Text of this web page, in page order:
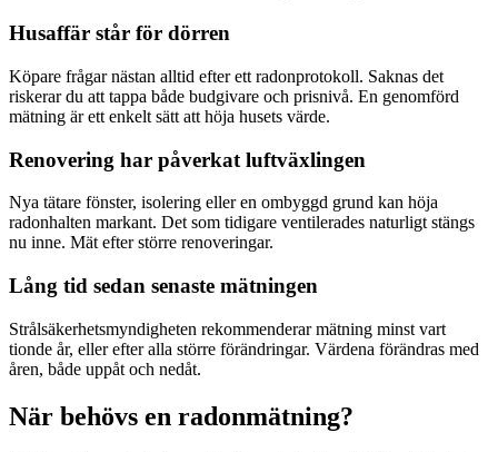
Husaffär står för dörren
Köpare frågar nästan alltid efter ett radonprotokoll. Saknas det
riskerar du att tappa både budgivare och prisnivå. En genomförd
mätning är ett enkelt sätt att höja husets värde.
Renovering har påverkat luftväxlingen
Nya tätare fönster, isolering eller en ombyggd grund kan höja
radonhalten markant. Det som tidigare ventilerades naturligt stängs
nu inne. Mät efter större renoveringar.
Lång tid sedan senaste mätningen
Strålsäkerhetsmyndigheten rekommenderar mätning minst vart
tionde år, eller efter alla större förändringar. Värdena förändras med
åren, både uppåt och nedåt.
När behövs en radonmätning?